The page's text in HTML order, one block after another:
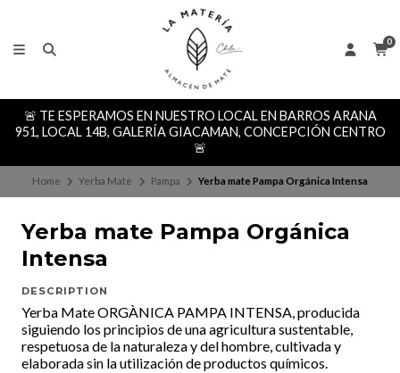
0
🚨 TE ESPERAMOS EN NUESTRO LOCAL EN BARROS ARANA
951, LOCAL 14B, GALERÍA GIACAMAN, CONCEPCIÓN CENTRO
🚨
Home Yerba Mate Pampa Yerba mate Pampa Orgánica Intensa
Yerba mate Pampa Orgánica
Intensa
DESCRIPTION
Yerba Mate ORGÀNICA PAMPA INTENSA, producida
siguiendo los principios de una agricultura sustentable,
respetuosa de la naturaleza y del hombre, cultivada y
elaborada sin la utilización de productos químicos.